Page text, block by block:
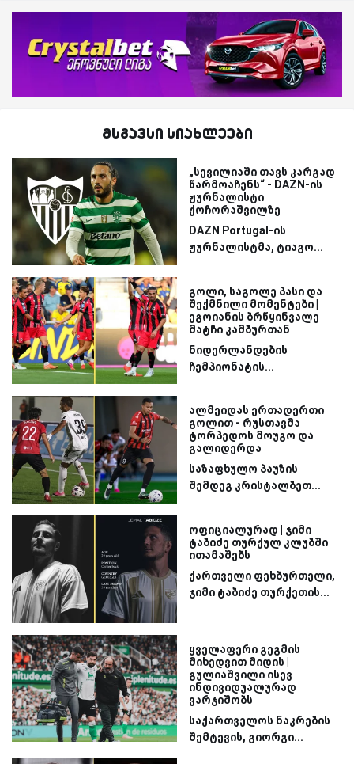
მსგავსი სიახლეები
„სევილიაში თავს კარგად
წარმოაჩენს“ - DAZN-ის
ჟურნალისტი
ქოჩორაშვილზე
DAZN Portugal-ის
ჟურნალისტმა, ტიაგო...
გოლი, საგოლე პასი და
შექმნილი მომენტები |
ეგოიანის ბრწყინვალე
მატჩი კამბურთან
ნიდერლანდების
ჩემპიონატის...
ალმეიდას ერთადერთი
გოლით - რუსთავმა
ტორპედოს მოუგო და
გალიდერდა
საზაფხულო პაუზის
შემდეგ კრისტალბეთ...
ოფიციალურად | ჯიმი
ტაბიძე თურქულ კლუბში
ითამაშებს
ქართველი ფეხბურთელი,
ჯიმი ტაბიძე თურქეთის...
ყველაფერი გეგმის
მიხედვით მიდის |
გულიაშვილი ისევ
ინდივიდუალურად
ვარჯიშობს
საქართველოს ნაკრების
შემტევის, გიორგი...